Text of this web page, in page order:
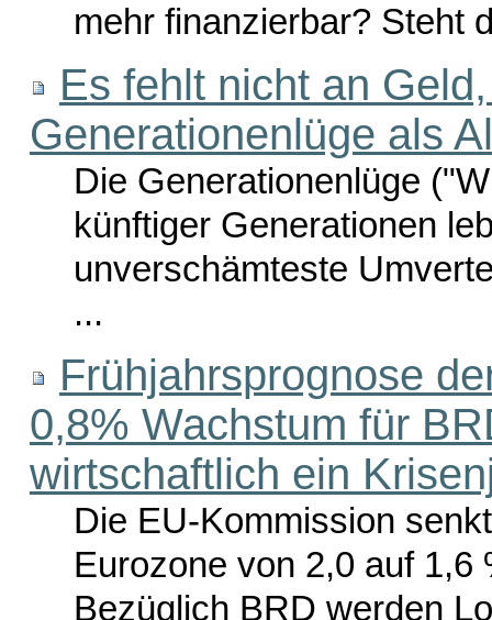
mehr finanzierbar? Steht
Es fehlt nicht an
Generationenlüge als
Die Generationenlüge
künftiger Generationen
unverschämteste
...
Frühjahrsprognose
0,8% Wachstum für
wirtschaftlich ein
Die EU-Kommission
Eurozone von 2,0 auf 1,6
Bezüglich BRD werden